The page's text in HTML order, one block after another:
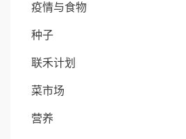
疫情与食物
种子
联禾计划
菜市场
营养